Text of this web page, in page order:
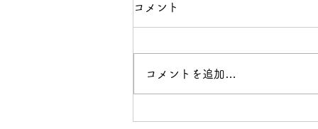
【宇都宮市】インドネシア技
コメント
コメントを追加…